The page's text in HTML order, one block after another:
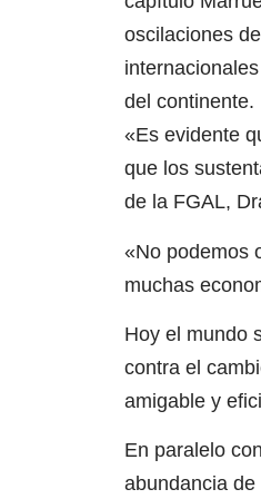
oscilaciones
del continente.
«Es evidente
que los
de la FGAL,
«No podemos
muchas
Hoy el mundo
contra el
amigable y
En paralelo
abundancia